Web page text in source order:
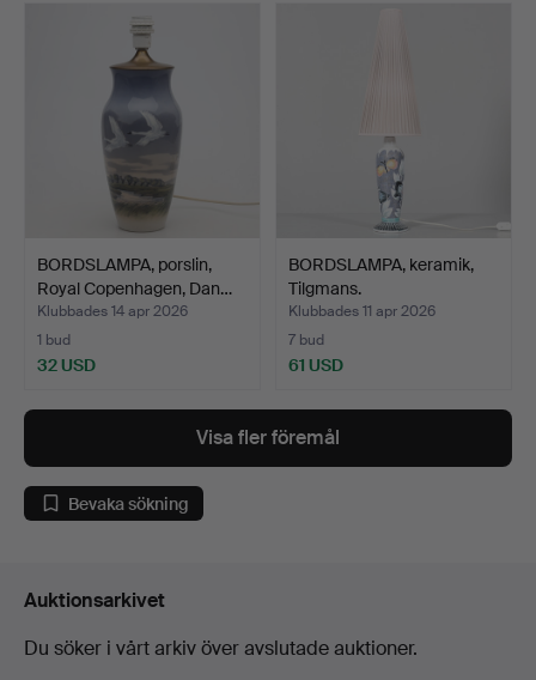
BORDSLAMPA, porslin,
Royal Copenhagen, Dan…
Klubbades 14 apr 2026
1 bud
32 USD
BORDSLAMPA, keramik,
Tilgmans.
Klubbades 11 apr 2026
7 bud
61 USD
Visa fler föremål
Bevaka sökning
Auktionsarkivet
Du söker i vårt arkiv över avslutade auktioner.